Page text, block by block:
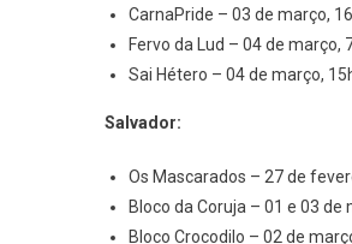
CarnaPride – 03 de março,
Fervo da Lud – 04 de março,
Sai Hétero – 04 de março,
Salvador:
Os Mascarados – 27 de
Bloco da Coruja – 01 e 03
Bloco Crocodilo – 02 de